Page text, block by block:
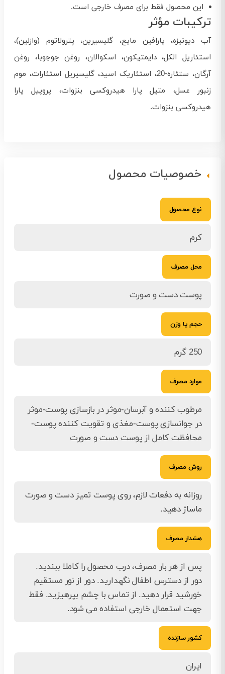
این محصول فقط برای مصرف خارجی است.
ترکیبات مؤثر
آب دیونیزه، پارافین مایع، گلیسیرین، پترولاتوم (وازلین)،
استئاریل الکل، دایمتیکون، اسکوالان، روغن جوجوبا، روغن
آرگان، ستئاره-20، استئاریک اسید، گلیسیریل استئارات، موم
زنبور عسل، متیل پارا هیدروکسی بنزوات، پروپیل پارا
هیدروکسی بنزوات.
خصوصیات محصول
نوع محصول
کرم
محل مصرف
پوست دست و صورت
حجم یا وزن
250 گرم
موارد مصرف
مرطوب کننده و آبرسان-موثر در بازسازی پوست-موثر
در جوانسازی پوست-مغذی و تقویت کننده پوست-
محافظت کامل از پوست دست و صورت
روش مصرف
روزانه به دفعات لازم، روی پوست تمیز دست و صورت
ماساژ دهید.
هشدار مصرف
پس از هر بار مصرف، درب محصول را کاملا ببندید.
دور از دسترس اطفال نگهدارید. دور از نور مستقیم
خورشید قرار دهید. از تماس با چشم بپرهیزید. فقط
جهت استعمال خارجی استفاده می شود.
کشور سازنده
ایران